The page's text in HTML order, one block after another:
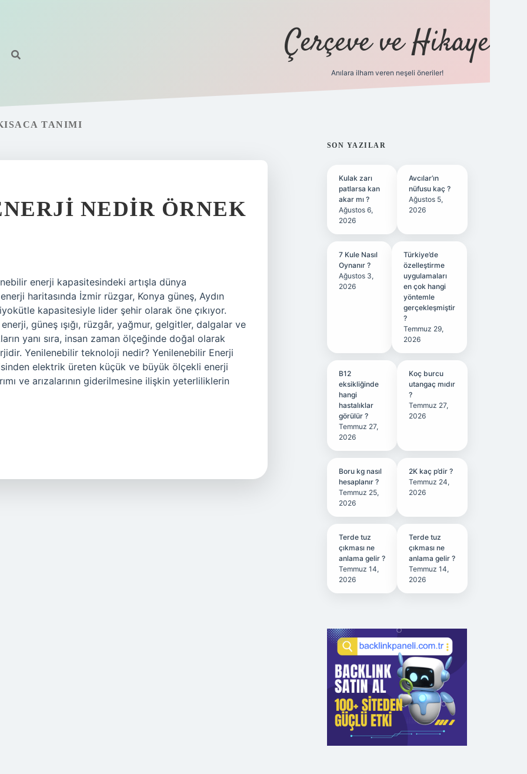
Çerçeve ve Hikaye
Anılara ilham veren neşeli öneriler!
TANIMI
NEDIR ÖRNEK
enerji kapasitesindeki artışla dünya
haritasında İzmir rüzgar, Konya güneş, Aydın
kapasitesiyle lider şehir olarak öne çıkıyor.
güneş ışığı, rüzgâr, yağmur, gelgitler, dalgalar ve
yanı sıra, insan zaman ölçeğinde doğal olarak
Yenilenebilir teknoloji nedir? Yenilenebilir Enerji
elektrik üreten küçük ve büyük ölçekli enerji
ve arızalarının giderilmesine ilişkin yeterliliklerin
SIDEBAR
SON YAZILAR
Kulak zarı
patlarsa kan
akar mı ?
Ağustos 6,
2026
Avcılar’ın
nüfusu kaç ?
Ağustos 5,
2026
7 Kule Nasıl
Oynanır ?
Ağustos 3,
2026
Türkiye’de
özelleştirme
uygulamaları
en çok hangi
yöntemle
gerçekleşmiştir
?
Temmuz 29,
2026
B12
eksikliğinde
hangi
hastalıklar
görülür ?
Temmuz 27,
2026
Koç burcu
utangaç mıdır
?
Temmuz 27,
2026
Boru kg nasıl
hesaplanır ?
Temmuz 25,
2026
2K kaç p’dir ?
Temmuz 24,
2026
Terde tuz
çıkması ne
anlama gelir ?
Temmuz 14,
2026
Terde tuz
çıkması ne
anlama gelir ?
Temmuz 14,
2026